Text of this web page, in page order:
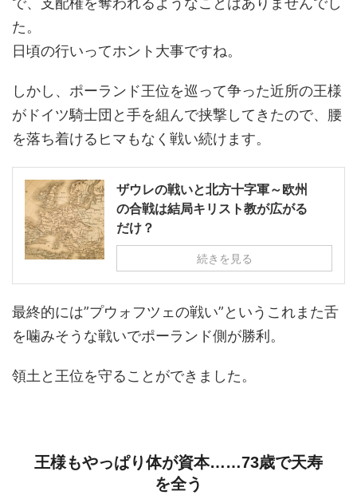
た。
日頃の行いってホント大事ですね。
しかし、ポーランド王位を巡って争った近所の王様
がドイツ騎士団と手を組んで挟撃してきたので、腰
を落ち着けるヒマもなく戦い続けます。
ザウレの戦いと北方十字軍～欧州
の合戦は結局キリスト教が広がる
だけ？
続きを見る
最終的には”プウォフツェの戦い”というこれまた舌
を噛みそうな戦いでポーランド側が勝利。
領土と王位を守ることができました。
王様もやっぱり体が資本……73歳で天寿
を全う